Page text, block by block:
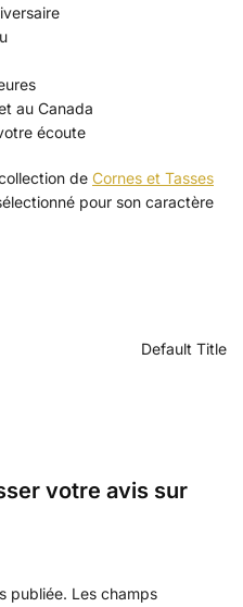
au Canada
écoute
de Cornes et Tasses
pour son caractère
Default Title
votre avis sur
publiée. Les champs